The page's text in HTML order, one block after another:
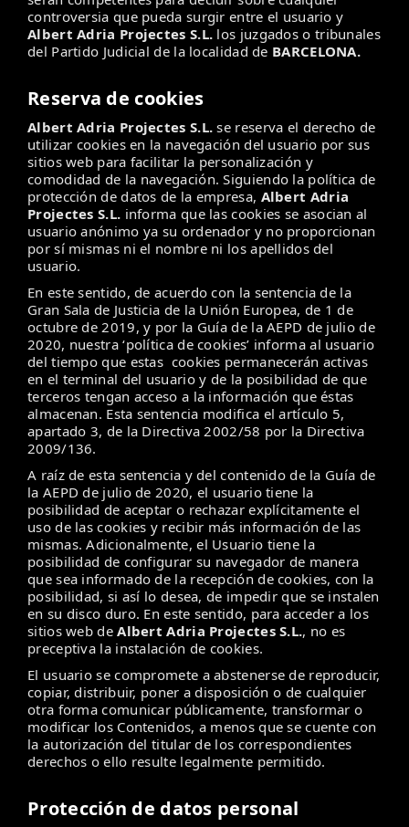
controversia que pueda surgir entre el usuario y
Albert Adria Projectes S.L. los juzgados o tribunales
del Partido Judicial de la localidad de BARCELONA.
Reserva de cookies
Albert Adria Projectes S.L.se reserva el derecho de
utilizar cookies en la navegación del usuario por sus
sitios web para facilitar la personalización y
comodidad de la navegación. Siguiendo la política de
protección de datos de la empresa, Albert Adria
Projectes S.L. informa que las cookies se asocian al
usuario anónimo ya su ordenador y no proporcionan
por sí mismas ni el nombre ni los apellidos del
usuario.
En este sentido, de acuerdo con la sentencia de la
Gran Sala de Justicia de la Unión Europea, de 1 de
octubre de 2019, y por la Guía de la AEPD de julio de
2020, nuestra ‘política de cookies’ informa al usuario
del tiempo que estas cookies permanecerán activas
en el terminal del usuario y de la posibilidad de que
terceros tengan acceso a la información que éstas
almacenan. Esta sentencia modifica el artículo 5,
apartado 3, de la Directiva 2002/58 por la Directiva
2009/136.
A raíz de esta sentencia y del contenido de la Guía de
la AEPD de julio de 2020, el usuario tiene la
posibilidad de aceptar o rechazar explícitamente el
uso de las cookies y recibir más información de las
mismas. Adicionalmente, el Usuario tiene la
posibilidad de configurar su navegador de manera
que sea informado de la recepción de cookies, con la
posibilidad, si así lo desea, de impedir que se instalen
en su disco duro. En este sentido, para acceder a los
sitios web deAlbert Adria Projectes S.L., no es
preceptiva la instalación de cookies.
El usuario se compromete a abstenerse de reproducir,
copiar, distribuir, poner a disposición o de cualquier
otra forma comunicar públicamente, transformar o
modificar los Contenidos, a menos que se cuente con
la autorización del titular de los correspondientes
derechos o ello resulte legalmente permitido.
Protección de datos personal